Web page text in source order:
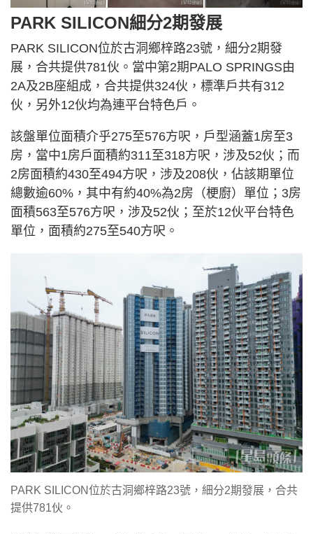
PARK SILICON細分2期發展
PARK SILICON位於古洞鄉梓路23號，細分2期發
展，合共提供781伙。當中第2期PALO SPRINGS由
2A及2B座組成，合共提供324伙，標準戶共有312
伙，另外12伙均為連平台特色戶。
該盤單位面積介乎275至576方呎，戶型涵蓋1房至3
房，當中1房戶面積約311至318方呎，涉及52伙；而
2房面積約430至494方呎，涉及208伙，佔該期單位
總數逾60%，其中有約40%為2房（梗廚）單位；3房
面積563至576方呎，涉及52伙；至於12伙平台特色
單位，面積約275至540方呎。
PARK SILICON位於古洞鄉梓路23號，細分2期發展，合共
提供781伙。